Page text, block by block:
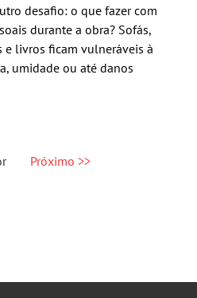
desafio: o que fazer com
durante a obra? Sofás,
e livros ficam vulneráveis à
umidade ou até danos
Próximo >>